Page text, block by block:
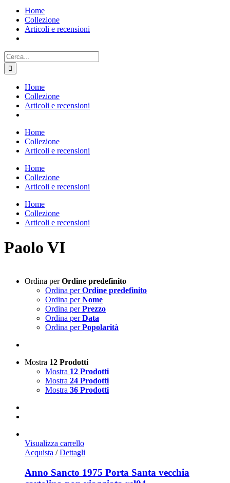
Home
Collezione
Articoli e recensioni
Cerca
per:
Home
Collezione
Articoli e recensioni
Home
Collezione
Articoli e recensioni
Home
Collezione
Articoli e recensioni
Home
Collezione
Articoli e recensioni
Paolo VI
Ordina perOrdine predefinito
Ordina perOrdine predefinito
Ordina perNome
Ordina perPrezzo
Ordina perData
Ordina perPopolarità
Mostra 12 Prodotti
Mostra 12 Prodotti
Mostra 24 Prodotti
Mostra 36 Prodotti
Visualizza carrello
Acquista / Dettagli
Anno Sancto 1975 Porta Santa vecchia